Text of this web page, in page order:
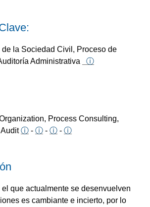
la Sociedad Civil, Proceso de
Administrativa
ⓘ
Process Consulting,
ⓘ - ⓘ - ⓘ - ⓘ
el que actualmente se desenvuelven
es cambiante e incierto, por lo